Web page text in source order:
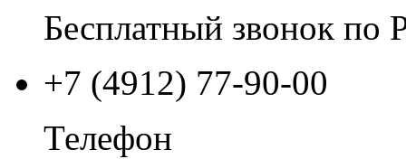
Бесплатный звонок по
+7 (4912) 77-90-00
Телефон